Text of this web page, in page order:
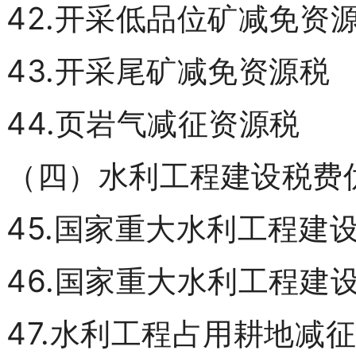
42.开采低品位矿减免资
43.开采尾矿减免资源税
44.页岩气减征资源税
（四）水利工程建设税费
45.国家重大水利工程建
46.国家重大水利工程建
47.水利工程占用耕地减